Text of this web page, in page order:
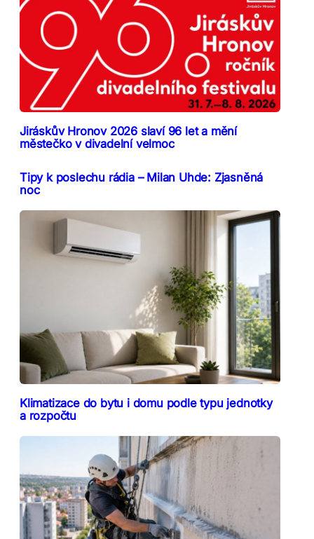
Jiráskův Hronov 2026 slaví 96 let a mění
městečko v divadelní velmoc
Tipy k poslechu rádia – Milan Uhde: Zjasněná
noc
Klimatizace do bytu i domu podle typu jednotky
a rozpočtu